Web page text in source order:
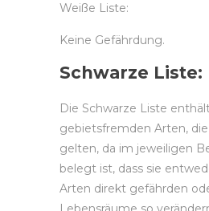
Weiße Liste:
Keine Gefährdung.
Schwarze Liste:
Die Schwarze Liste
gebietsfremden Arten, die
gelten, da im jeweiligen
belegt ist, dass sie
Arten direkt gefährden